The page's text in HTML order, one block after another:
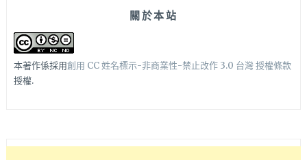
關於本站
本著作係採用創用 CC 姓名標示-非商業性-禁止改作 3.0 台灣 授權條款
授權.